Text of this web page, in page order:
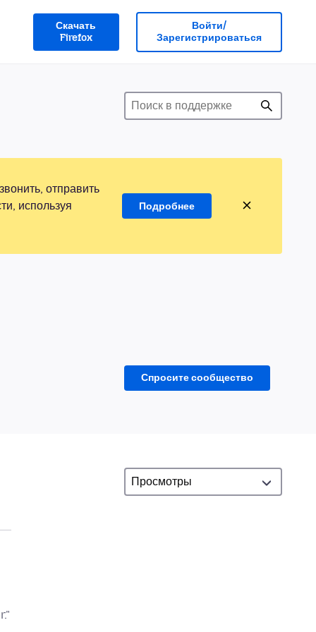
Скачать
Firefox
Войти/
Зарегистрироваться
отправить
используя
Подробнее
Спросите сообщество